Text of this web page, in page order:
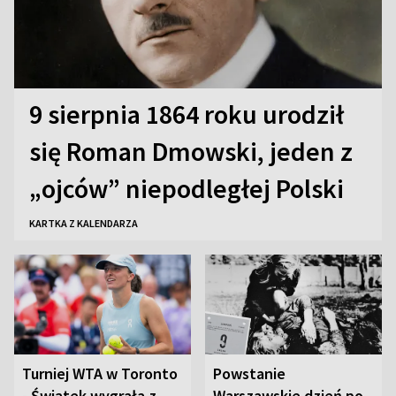
9 sierpnia 1864 roku urodził
się Roman Dmowski, jeden z
„ojców” niepodległej Polski
KARTKA Z KALENDARZA
Turniej WTA w Toronto
Powstanie